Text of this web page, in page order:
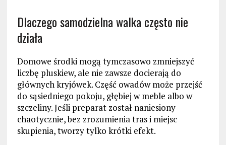
Dlaczego samodzielna walka często nie
działa
Domowe środki mogą tymczasowo zmniejszyć
liczbę pluskiew, ale nie zawsze docierają do
głównych kryjówek. Część owadów może przejść
do sąsiedniego pokoju, głębiej w meble albo w
szczeliny. Jeśli preparat został naniesiony
chaotycznie, bez zrozumienia tras i miejsc
skupienia, tworzy tylko krótki efekt.